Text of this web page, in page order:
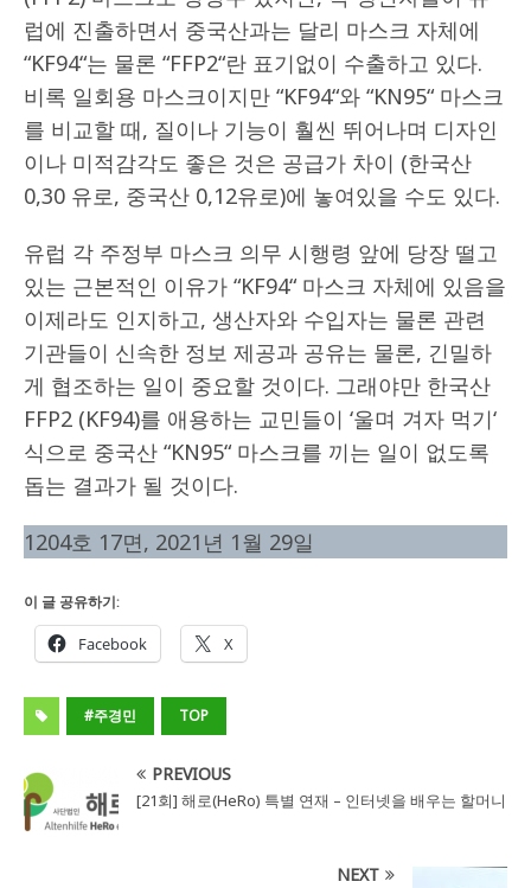
럽에 진출하면서 중국산과는 달리 마스크 자체에
“KF94“는 물론 “FFP2“란 표기없이 수출하고 있다.
비록 일회용 마스크이지만 “KF94“와 “KN95“ 마스크
를 비교할 때, 질이나 기능이 훨씬 뛰어나며 디자인
이나 미적감각도 좋은 것은 공급가 차이 (한국산
0,30 유로, 중국산 0,12유로)에 놓여있을 수도 있다.
유럽 각 주정부 마스크 의무 시행령 앞에 당장 떨고
있는 근본적인 이유가 “KF94“ 마스크 자체에 있음을
이제라도 인지하고, 생산자와 수입자는 물론 관련
기관들이 신속한 정보 제공과 공유는 물론, 긴밀하
게 협조하는 일이 중요할 것이다. 그래야만 한국산
FFP2 (KF94)를 애용하는 교민들이 ‘울며 겨자 먹기‘
식으로 중국산 “KN95“ 마스크를 끼는 일이 없도록
돕는 결과가 될 것이다.
1204호 17면, 2021년 1월 29일
이 글 공유하기:
Facebook X
#주경민 TOP
PREVIOUS
[21회] 해로(HeRo) 특별 연재 – 인터넷을 배우는 할머니
NEXT